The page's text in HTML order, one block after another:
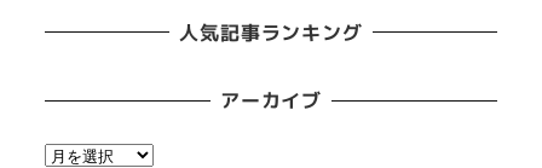
人気記事ランキング
アーカイブ
ア